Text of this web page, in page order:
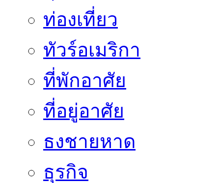
ท่องเที่ยว
ทัวร์อเมริกา
ที่พักอาศัย
ที่อยู่อาศัย
ธงชายหาด
ธุรกิจ